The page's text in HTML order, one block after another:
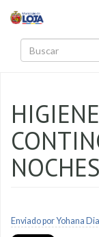
Enviado porYohana